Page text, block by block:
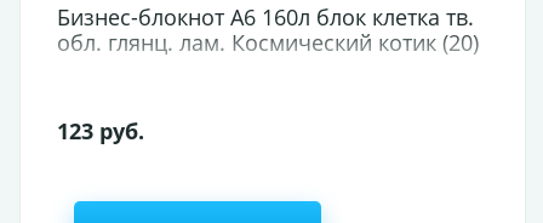
Бизнес-блокнот А6 160л блок клетка тв.
обл. глянц. лам. Космический котик (20)
123 руб.